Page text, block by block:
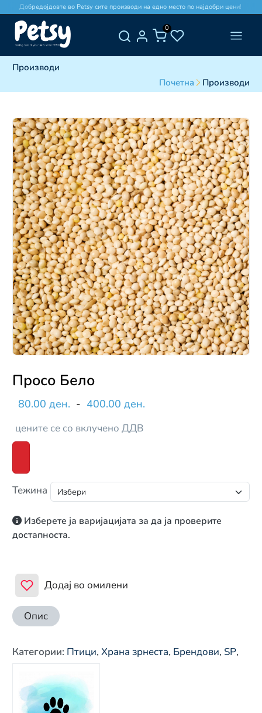
Добредојдовте во Petsy сите производи на едно место по најдобри цени!
0
Производи
Почетна
Производи
Просо Бело
80.00 ден. - 400.00 ден.
цените се со вклучено ДДВ
Тежина
Изберете ја варијацијата за да ја проверите
достапноста.
Додај во омилени
Опис
Категории: Птици, Храна зрнеста, Брендови, SP,